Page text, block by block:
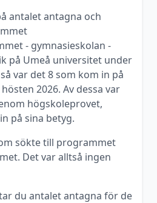
antalet antagna och
- gymnasieskolan -
på Umeå universitet under
var det8som kom in på
hösten 2026. Av dessa var
högskoleprovet,
på sina betyg.
sökte till programmet
Det var alltså ingen
du antalet antagna för de